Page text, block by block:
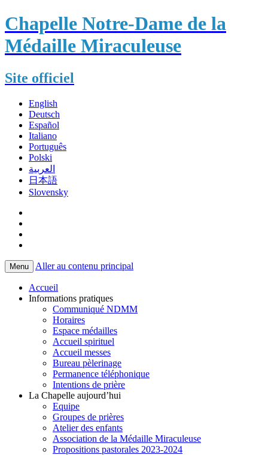
Chapelle Notre-Dame de la
Médaille Miraculeuse
Site officiel
English
Deutsch
Español
Italiano
Português
Polski
العربية
日本語
Slovensky
Menu Aller au contenu principal
Accueil
Informations pratiques
Communiqué NDMM
Horaires
Espace médailles
Accueil spirituel
Accueil messes
Bureau pèlerinage
Permanence téléphonique
Intentions de prière
La Chapelle aujourd’hui
Equipe
Groupes de prières
Atelier des enfants
Association de la Médaille Miraculeuse
Propositions pastorales 2023-2024